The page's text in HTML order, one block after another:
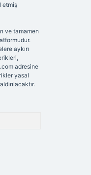
etmiş
ve tamamen
aykırı
adresine
yasal